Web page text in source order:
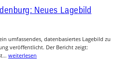
Neues Lagebild
umfassendes, datenbasiertes Lagebild zu
veröffentlicht. Der Bericht zeigt:
weiterlesen